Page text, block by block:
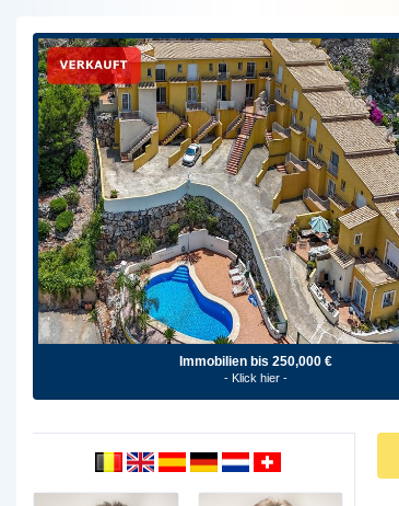
Immobilien bis 250,000 €
- Klick hier -